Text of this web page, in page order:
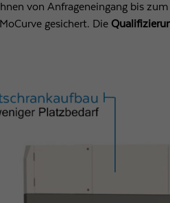
von Anfrageneingang bis
gesichert. Die